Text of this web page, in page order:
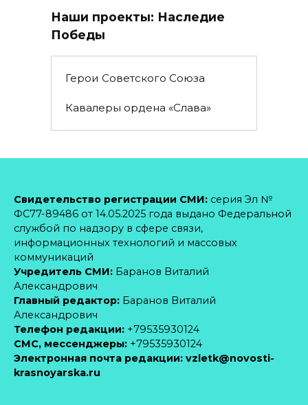
Наши проекты: Наследие
Победы
Герои Советского Союза
Кавалеры ордена «Слава»
Свидетельство регистрации СМИ: серия Эл №
ФС77-89486 от 14.05.2025 года выдано Федеральной
службой по надзору в сфере связи,
информационных технологий и массовых
коммуникаций
Учредитель СМИ: Баранов Виталий
Александрович
Главный редактор: Баранов Виталий
Александрович
Телефон редакции: +79535930124
CМС, мессенджеры: +79535930124
Электронная почта редакции: vzletk@novosti-
krasnoyarska.ru